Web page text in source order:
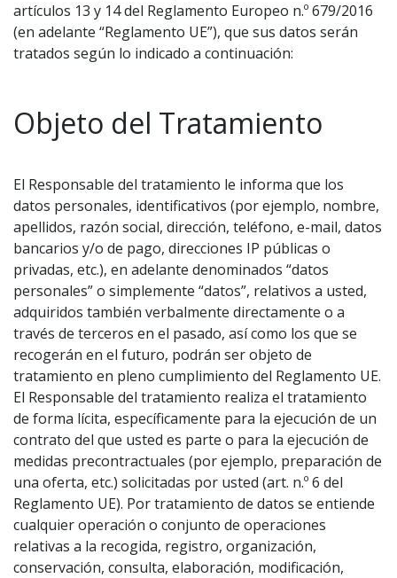
artículos 13 y 14 del Reglamento Europeo n.º 679/2016
(en adelante “Reglamento UE”), que sus datos serán
tratados según lo indicado a continuación:
Objeto del Tratamiento
El Responsable del tratamiento le informa que los
datos personales, identificativos (por ejemplo, nombre,
apellidos, razón social, dirección, teléfono, e-mail, datos
bancarios y/o de pago, direcciones IP públicas o
privadas, etc.), en adelante denominados “datos
personales” o simplemente “datos”, relativos a usted,
adquiridos también verbalmente directamente o a
través de terceros en el pasado, así como los que se
recogerán en el futuro, podrán ser objeto de
tratamiento en pleno cumplimiento del Reglamento UE.
El Responsable del tratamiento realiza el tratamiento
de forma lícita, específicamente para la ejecución de un
contrato del que usted es parte o para la ejecución de
medidas precontractuales (por ejemplo, preparación de
una oferta, etc.) solicitadas por usted (art. n.º 6 del
Reglamento UE). Por tratamiento de datos se entiende
cualquier operación o conjunto de operaciones
relativas a la recogida, registro, organización,
conservación, consulta, elaboración, modificación,